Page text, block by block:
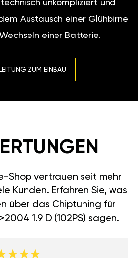
unkompliziert und
Austausch einer Glühbirne
einer Batterie.
ZUM EINBAU
Shop vertrauen seit mehr
Kunden. Erfahren Sie, was
über das Chiptuning für
1.9 D (102PS) sagen.